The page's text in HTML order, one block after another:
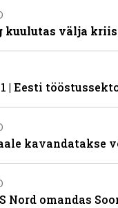
kuulutas välja
| Eesti
kavandatakse
Nord omandas